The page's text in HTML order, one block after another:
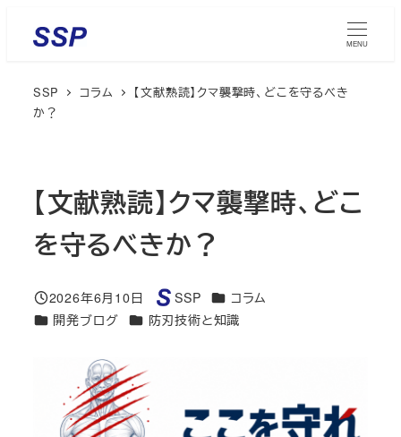
MENU
SSP コラム
【文献熟読】クマ襲撃時、どこを守るべき
か？
【文献熟読】クマ襲撃時、どこ
を守るべきか？
投稿日
2026年6月10日
著
者
SSP カテゴリー
コラム
カテゴリー
開発ブログ カテゴリー
防刃技術と知識